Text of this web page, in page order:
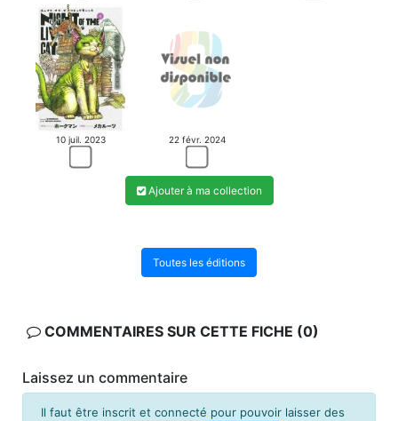
10 juil. 2023 22 févr. 2024
Ajouter à ma collection
Toutes les éditions
COMMENTAIRES SUR CETTE FICHE (0)
Laissez un commentaire
Il faut être inscrit et connecté pour pouvoir laisser des